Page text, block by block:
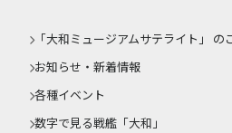
「大和ミュージアムサテライト」 の
お知らせ・新着情報
各種イベント
数字で見る戦艦「大和」